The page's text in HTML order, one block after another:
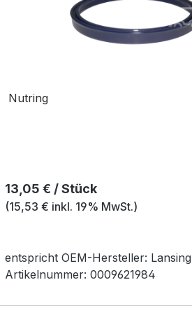
Nutring
Regulärer Preis:
13,05 € / Stück
(15,53 € inkl. 19% MwSt.)
entspricht OEM-Hersteller: Lansing
Artikelnummer: 0009621984